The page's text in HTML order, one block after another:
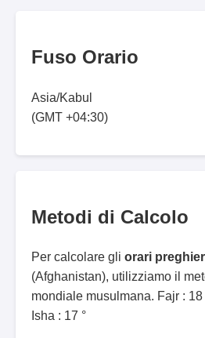
Fuso Orario
Asia/Kabul
(GMT +04:30)
Metodi di Calcolo
Per calcolare gli orari
(Afghanistan), utilizziamo il
mondiale musulmana. Fajr : 18
Isha : 17 °